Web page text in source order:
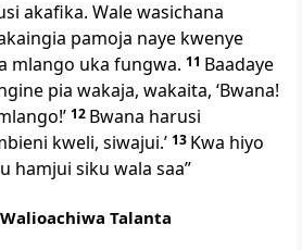
akafika. Wale wasichana
pamoja naye kwenye
mlango uka fungwa. 11 Baadaye
pia wakaja, wakaita, ‘Bwana!
12 Bwana harusi
kweli, siwajui.’ 13 Kwa hiyo
hamjui siku wala saa”
Talanta